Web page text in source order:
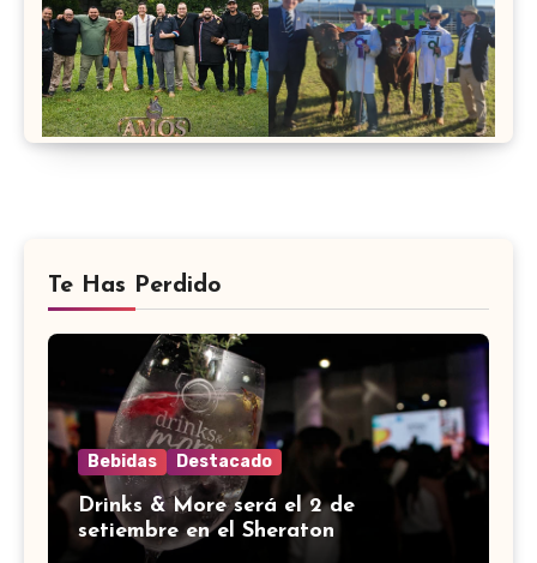
Te Has Perdido
Bebidas Destacado
Drinks & More será el 2 de
setiembre en el Sheraton